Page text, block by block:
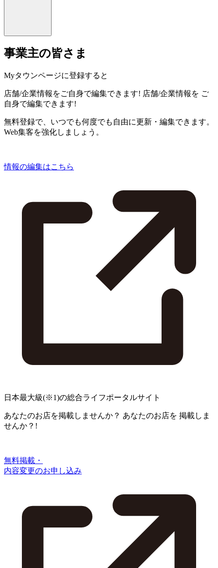
事業主の皆さま
Myタウンページに登録すると
店舗/企業情報をご自身で編集できます! 店舗/企業情報を ご
自身で編集できます!
無料登録で、いつでも何度でも自由に更新・編集できます。
Web集客を強化しましょう。
情報の編集はこちら
日本最大級(※1)の総合ライフポータルサイト
あなたのお店を掲載しませんか？ あなたのお店を 掲載しま
せんか？!
無料掲載・
内容変更のお申し込み